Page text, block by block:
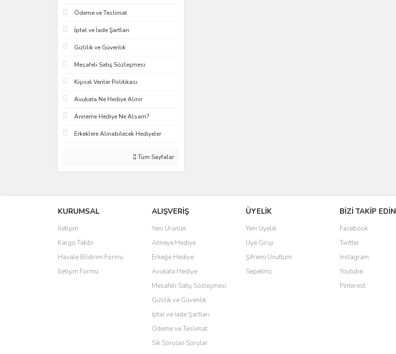
Ödeme ve Teslimat
İptal ve İade Şartları
Gizlilik ve Güvenlik
Mesafeli Satış Sözleşmesi
Kişisel Veriler Politikası
Avukata Ne Hediye Alınır
Anneme Hediye Ne Alsam?
Erkeklere Alınabilecek Hediyeler
Tüm Sayfalar
KURUMSAL
İletişim
Kargo Takibi
Havale Bildirim Formu
İletişim Formu
ALIŞVERİŞ
Yeni Ürünler
Anneye Hediye
Erkeğe Hediye
Avukata Hediye
Mesafeli Satış Sözleşmesi
Gizlilik ve Güvenlik
İptal ve İade Şartları
Ödeme ve Teslimat
Sık Sorulan Sorular
ÜYELİK
Yeni Üyelik
Üye Girişi
Şifremi Unuttum
Sepetiniz
BİZİ TAKİP EDİN
Facebook
Twitter
Instagram
Youtube
Pinterest